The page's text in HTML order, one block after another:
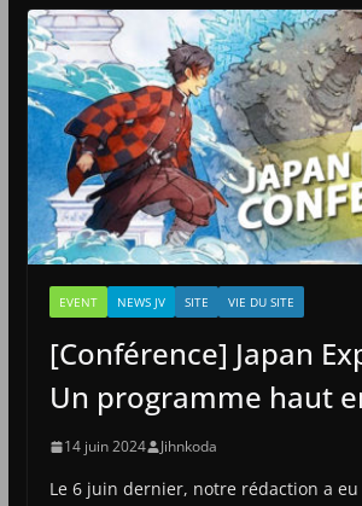
EVENT NEWS JV SITE VIE DU SITE
[Conférence] Japan
Un programme haut
14 juin 2024 Jihnkoda
Le 6 juin dernier, notre rédaction a